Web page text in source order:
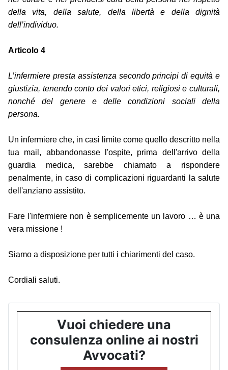
della vita, della salute, della libertà e della dignità
dell’individuo.
Articolo 4
L’infermiere presta assistenza secondo principi di equità e
giustizia, tenendo conto dei valori etici, religiosi e culturali,
nonché del genere e delle condizioni sociali della
persona.
Un infermiere che, in casi limite come quello descritto nella
tua mail, abbandonasse l'ospite, prima dell'arrivo della
guardia medica, sarebbe chiamato a rispondere
penalmente, in caso di complicazioni riguardanti la salute
dell'anziano assistito.
Fare l'infermiere non è semplicemente un lavoro … è una
vera missione !
Siamo a disposizione per tutti i chiarimenti del caso.
Cordiali saluti.
Vuoi chiedere una
consulenza online ai nostri
Avvocati?